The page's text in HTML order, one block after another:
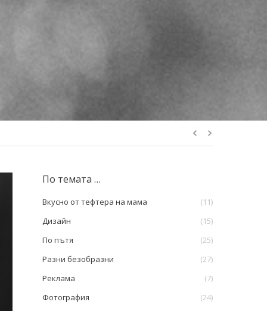
По темата …
Вкусно от тефтера на мама
(11)
Дизайн
(15)
По пътя
(25)
Разни безобразни
(27)
Реклама
(7)
Фотография
(24)